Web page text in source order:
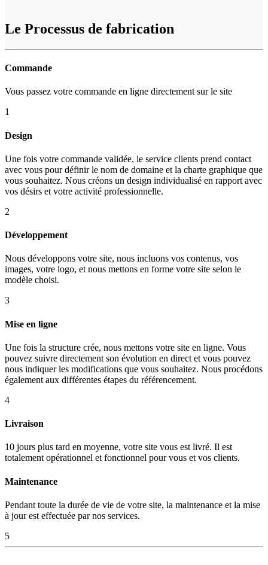
Le Processus de fabrication
Commande
Vous passez votre commande en ligne directement sur le site
1
Design
Une fois votre commande validée, le service clients prend contact
avec vous pour définir le nom de domaine et la charte graphique que
vous souhaitez. Nous créons un design individualisé en rapport avec
vos désirs et votre activité professionnelle.
2
Développement
Nous développons votre site, nous incluons vos contenus, vos
images, votre logo, et nous mettons en forme votre site selon le
modèle choisi.
3
Mise en ligne
Une fois la structure crée, nous mettons votre site en ligne. Vous
pouvez suivre directement son évolution en direct et vous pouvez
nous indiquer les modifications que vous souhaitez. Nous procédons
également aux différentes étapes du référencement.
4
Livraison
10 jours plus tard en moyenne, votre site vous est livré. Il est
totalement opérationnel et fonctionnel pour vous et vos clients.
Maintenance
Pendant toute la durée de vie de votre site, la maintenance et la mise
à jour est effectuée par nos services.
5